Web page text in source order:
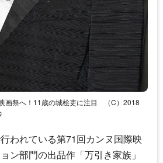
画祭へ！11歳の城桧吏に注目
（C）2018
われている第71回カンヌ国際映
ン部門の出品作「万引き家族」